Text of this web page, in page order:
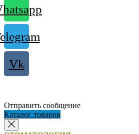
Vk
Отправить сообщение
Каталог товаров